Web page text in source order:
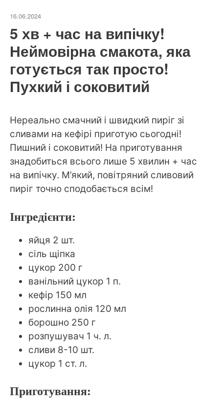
16.06.2024
5 хв + час на випічку!
Неймовірна смакота, яка
готується так просто!
Пухкий і соковитий
Нереально смачний і швидкий пиріг зі
сливами на кефірі приготую сьогодні!
Пишний і соковитий! На приготування
знадобиться всього лише 5 хвилин + час
на випічку. М’який, повітряний сливовий
пиріг точно сподобається всім!
Інгредієнти:
яйця 2 шт.
сіль щіпка
цукор 200 г
ванільний цукор 1 п.
кефір 150 мл
рослинна олія 120 мл
борошно 250 г
розпушувач 1 ч. л.
сливи 8-10 шт.
цукор 1 ст. л.
Приготування: